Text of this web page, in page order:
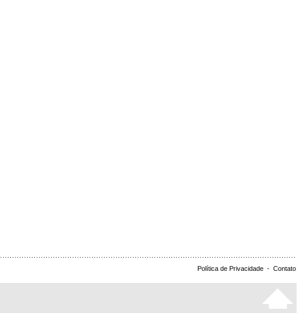
Política de Privacidade - Contato